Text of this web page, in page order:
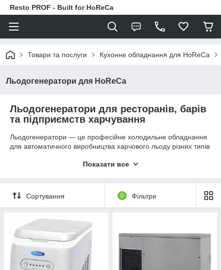
Resto PROF - Built for HoReCa
Товари та послуги Кухонне обладнання для HoReCa
Льодогенератори для HoReCa
Льодогенератори для ресторанів, барів
та підприємств харчування
Льодогенератори — це професійне холодильне обладнання
для автоматичного виробництва харчового льоду різних типів
кафе, готелях, супермаркетах та на харчових виробництвах,
продукції або технологічних процесів. Професійний
льодогенератор забезпечує стабільну продуктивність і
дозволяє уникнути дефіциту льоду навіть у години
👨‍💼📞
Потрібна консультація щодо підбору обладнання
— звертайтесь до менеджерів.
Показати все
Сортування 0 Фільтри